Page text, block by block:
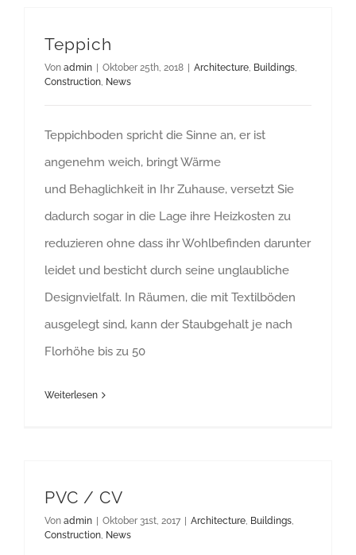
Teppich
Von admin | Oktober 25th, 2018 | Architecture Buildings
Construction News
Teppichboden spricht die Sinne an, er ist
angenehm weich, bringt Wärme
und Behaglichkeit in Ihr Zuhause, versetzt Sie
dadurch sogar in die Lage ihre Heizkosten zu
reduzieren ohne dass ihr Wohlbefinden darunter
leidet und besticht durch seine unglaubliche
Designvielfalt. In Räumen, die mit Textilböden
ausgelegt sind, kann der Staubgehalt je nach
Florhöhe bis zu 50
Weiterlesen
PVC / CV
Von admin | Oktober 31st, 2017 | Architecture Buildings
Construction News